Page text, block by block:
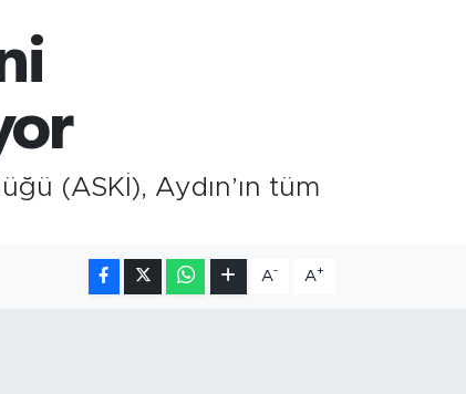
(ASKİ), Aydın’ın tüm
A- A+